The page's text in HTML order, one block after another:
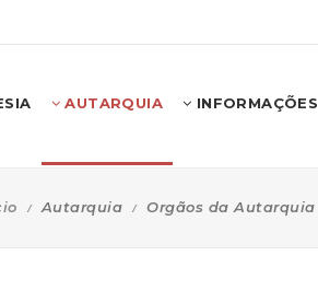
AUTARQUIA INFORMAÇÕES
Autarquia Orgãos da Autarquia